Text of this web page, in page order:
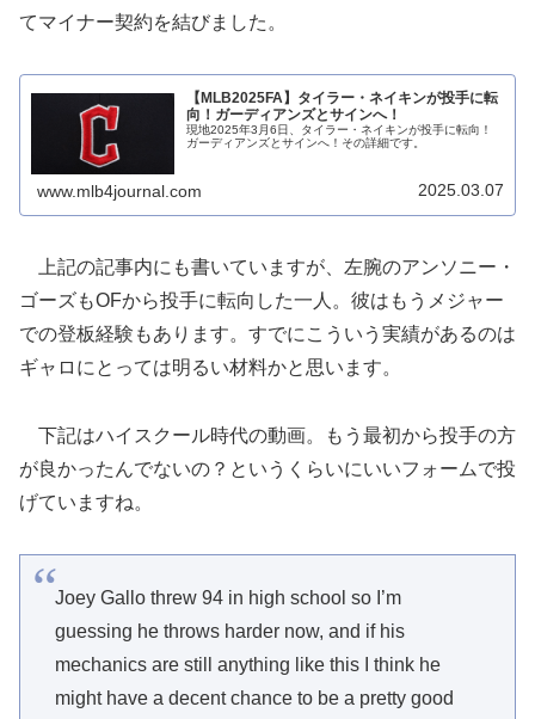
てマイナー契約を結びました。
【MLB2025FA】タイラー・ネイキンが投手に転
向！ガーディアンズとサインへ！
現地2025年3月6日、タイラー・ネイキンが投手に転向！
ガーディアンズとサインへ！その詳細です。
www.mlb4journal.com 2025.03.07
上記の記事内にも書いていますが、左腕のアンソニー・
ゴーズもOFから投手に転向した一人。彼はもうメジャー
での登板経験もあります。すでにこういう実績があるのは
ギャロにとっては明るい材料かと思います。
下記はハイスクール時代の動画。もう最初から投手の方
が良かったんでないの？というくらいにいいフォームで投
げていますね。
Joey Gallo threw 94 in high school so I’m
guessing he throws harder now, and if his
mechanics are still anything like this I think he
might have a decent chance to be a pretty good